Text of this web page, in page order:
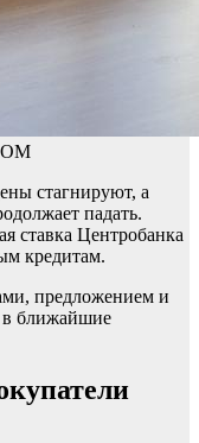
стагнируют, а
падать.
ставка Центробанка
кредитам.
предложением и
в ближайшие